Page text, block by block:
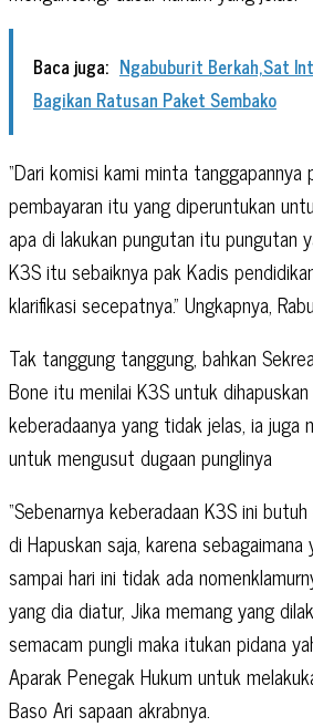
Baca juga: Ngabuburit Berkah,Sat
Bagikan Ratusan Paket Sembako
“Dari komisi kami minta
pembayaran itu yang diperuntukan
apa di lakukan pungutan itu pungutan
K3S itu sebaiknya pak Kadis
klarifikasi secepatnya.” Ungkapnya,
Tak tanggung tanggung, bahkan
Bone itu menilai K3S untuk
keberadaanya yang tidak jelas, ia juga
untuk mengusut dugaan punglinya
“Sebenarnya keberadaan K3S ini
di Hapuskan saja, karena
sampai hari ini tidak ada
yang dia diatur, Jika memang yang
semacam pungli maka itukan pidana
Aparak Penegak Hukum untuk
Baso Ari sapaan akrabnya.